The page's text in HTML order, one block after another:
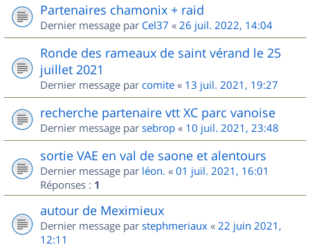
Partenaires chamonix + raid
Dernier message par Cel37 « 26 juil. 2022, 14:04
Ronde des rameaux de saint vérand le 25
juillet 2021
Dernier message par comite « 13 juil. 2021, 19:27
recherche partenaire vtt XC parc vanoise
Dernier message par sebrop « 10 juil. 2021, 23:48
sortie VAE en val de saone et alentours
Dernier message par léon. « 01 juil. 2021, 16:01
Réponses : 1
autour de Meximieux
Dernier message par stephmeriaux « 22 juin 2021,
12:11